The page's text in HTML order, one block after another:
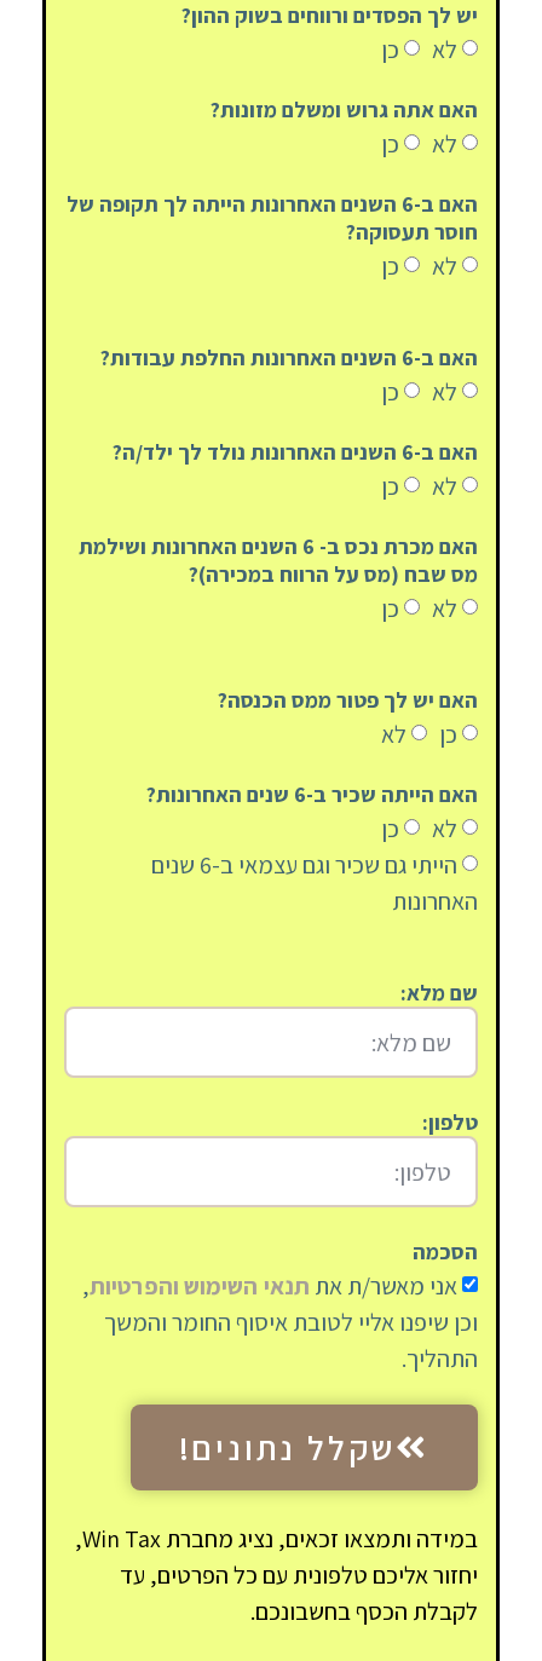
יש לך הפסדים ורווחים בשוק ההון?
לא כן
האם אתה גרוש ומשלם מזונות?
לא כן
האם ב-6 השנים האחרונות הייתה לך תקופה של
חוסר תעסוקה?
לא כן
האם ב-6 השנים האחרונות החלפת עבודות?
לא כן
האם ב-6 השנים האחרונות נולד לך ילד/ה?
לא כן
האם מכרת נכס ב- 6 השנים האחרונות ושילמת
מס שבח (מס על הרווח במכירה)?
לא כן
האם יש לך פטור ממס הכנסה?
כן לא
האם הייתה שכיר ב-6 שנים האחרונות?
לא
כן
הייתי גם שכיר וגם עצמאי ב-6 שנים
האחרונות
שם מלא:
טלפון:
הסכמה
אני מאשר/ת את תנאי השימוש והפרטיות,
וכן שיפנו אליי לטובת איסוף החומר והמשך
התהליך.
שקלל נתונים!
במידה ותמצאו זכאים, נציג מחברת Win Tax,
יחזור אליכם טלפונית עם כל הפרטים, עד
לקבלת הכסף בחשבונכם.